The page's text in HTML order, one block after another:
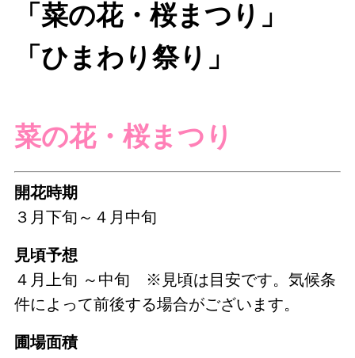
「 菜の花・桜まつり」
「ひまわり祭り」
菜の花・桜まつり
開花時期
３月下旬～４月中旬
見頃予想
４月上旬 ～中旬 ※見頃は目安です。気候条
件によって前後する場合がございます。
圃場面積